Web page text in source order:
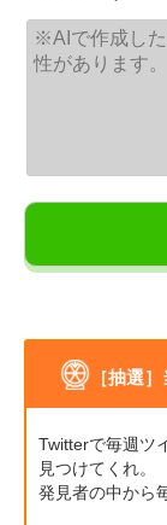
［抽選
Twitterで毎週ツ
見つけてくれ。
発見者の中から